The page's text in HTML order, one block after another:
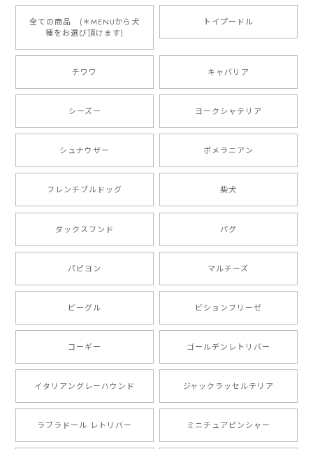
とっても可愛くて、わんちゃんの名前や電話番号も分か
りやすくて最高です！ ありがとうございました❁⃘*.ﾟ
ご縁がありましたら、またよろしくお願いいたします。
【 自然に囲まれた ダックスフンド 】 キャニスター 保存容器 お家用 プレゼント 犬 ペット うちの子 犬グッズ
【 ボーダーコリー 水彩画風 毛色4色 】 手帳 スマホケース 犬 うちの子 iPhone & Android
ったです。 ご連絡が取りづらい点だけ少し不安になり
ましたが、商品の素敵さでチャラです。 本当に可愛
い。ありがとうございます。
2024/10/28
注文受領連絡が無かったのでハラハラしましたが… 可
愛い商品が届きました！大満足です♪
【 自然に囲まれた ポメラニアン 】マグカップ 犬 ペット うちの子 犬グッズ ギフト プレゼント 母の日
全ての商品 (＊MENUから犬
種をお選び頂けます)
トイプードル
チワワ キャバリア
シーズー ヨークシャテリア
シュナウザー ポメラニアン
フレンチブルドッグ 柴犬
ダックスフンド パグ
パピヨン マルチーズ
ビーグル ビションフリーゼ
コーギー ゴールデンレトリバー
イタリアングレーハウンド ジャックラッセルテリア
ラブラドール レトリバー ミニチュアピンシャー